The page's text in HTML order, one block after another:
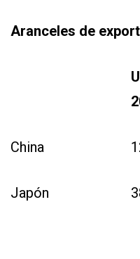
Aranceles de
China
Japón